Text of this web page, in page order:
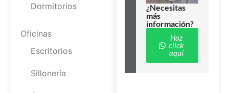
Dormitorios
Oficinas
Escritorios
Sillonería
¿Necesitas
más
información?
Haz
click
aquí